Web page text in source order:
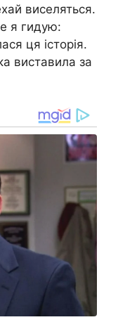
виселяться.
я гидую:
ця історія.
виставила за